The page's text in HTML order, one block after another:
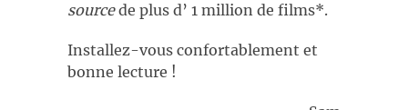
sourcede plus d’ 1 million de films*.
Installez-vous confortablement et
bonne lecture !